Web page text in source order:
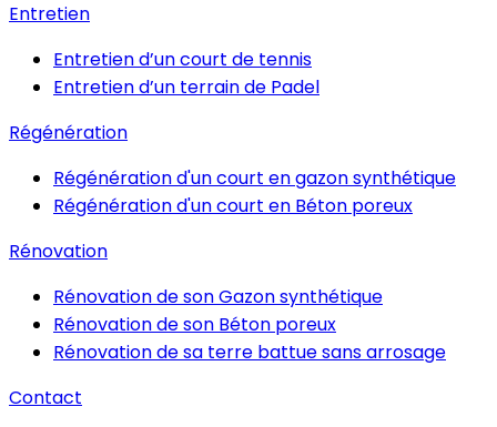
Entretien
Entretien d’un court de tennis
Entretien d’un terrain de Padel
Régénération
Régénération d'un court en gazon synthétique
Régénération d'un court en Béton poreux
Rénovation
Rénovation de son Gazon synthétique
Rénovation de son Béton poreux
Rénovation de sa terre battue sans arrosage
Contact